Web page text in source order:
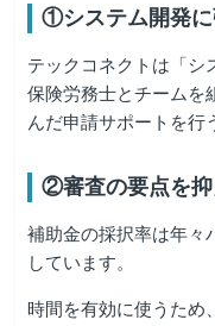
①システム開発に
テックコネクトは「シ
保険労務士とチームを
んだ申請サポートを行
②審査の要点を
補助金の採択率は年々
しています。
時間を有効に使うため